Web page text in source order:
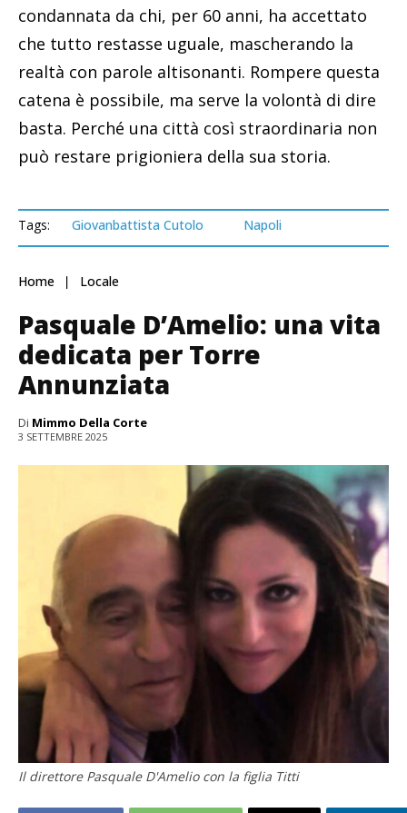
condannata da chi, per 60 anni, ha accettato
che tutto restasse uguale, mascherando la
realtà con parole altisonanti. Rompere questa
catena è possibile, ma serve la volontà di dire
basta. Perché una città così straordinaria non
può restare prigioniera della sua storia.
Tags: Giovanbattista Cutolo Napoli
Home Locale
Pasquale D’Amelio: una vita
dedicata per Torre
Annunziata
Di Mimmo Della Corte
3 SETTEMBRE 2025
Il direttore Pasquale D'Amelio con la figlia Titti